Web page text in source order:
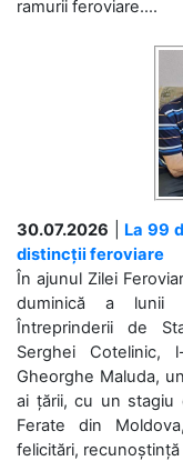
ramurii feroviare....
30.07.2026
La 99
distincții feroviare
În ajunul Zilei
duminică a lunii
Întreprinderii de
Serghei Cotelinic,
Gheorghe Maluda,
ai țării, cu un
Ferate din
felicitări,